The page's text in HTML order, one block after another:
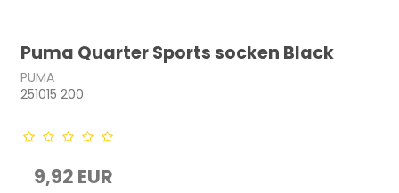
Puma Quarter Sports socken Black
PUMA
251015 200
9,92 EUR